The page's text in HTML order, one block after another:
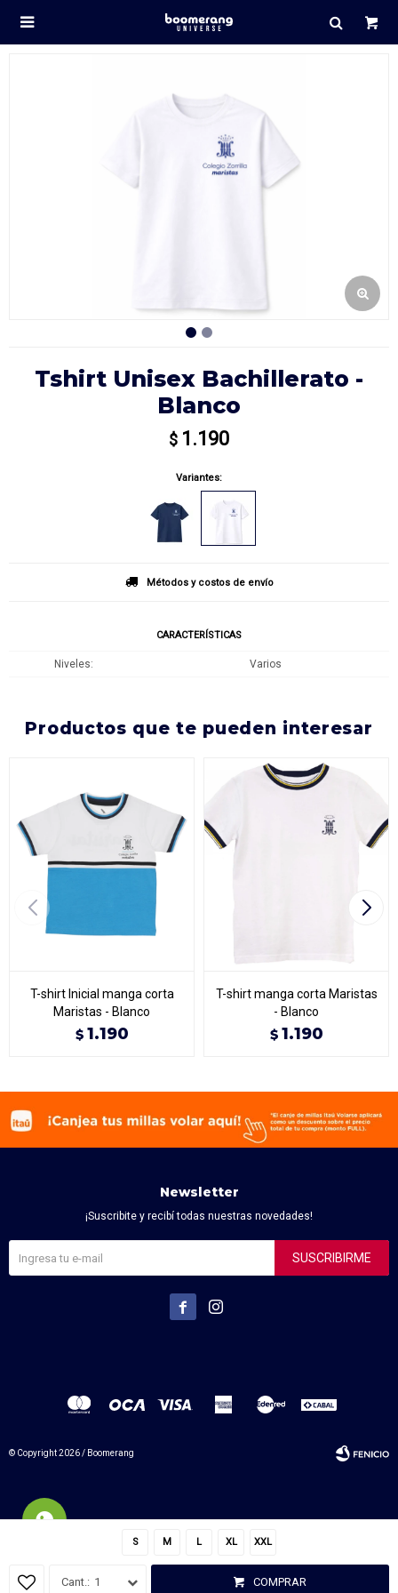

Tshirt Unisex Bachillerato -
Blanco
$ 1.190
Variantes:
S M L XL XXL
1 COMPRAR
Métodos y costos de envío
CARACTERÍSTICAS
Niveles Varios
productos que te pueden interesar
T-shirt Inicial manga corta
Maristas - Blanco
$ 1.190
T-shirt manga corta Maristas
- Blanco
$ 1.190
Newsletter
¡Suscribite y recibí todas nuestras novedades!
SUSCRIBIRME
 
© Copyright 2026 / Boomerang